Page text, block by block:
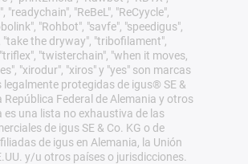
"readychain", "ReBeL", "ReCyycle",
"Rohbot", "savfe", "speedigus",
"take the dryway", "tribofilament",
"twisterchain", "when it moves,
"xirodur", "xiros" y "yes" son marcas
legalmente protegidas de igus® SE &
República Federal de Alemania y otros
es una lista no exhaustiva de las
de igus SE & Co. KG o de
de igus en Alemania, la Unión
y/u otros países o jurisdicciones.